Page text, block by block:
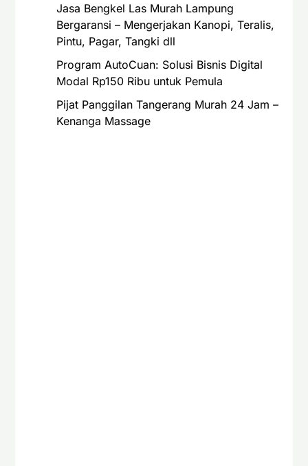
Jasa Bengkel Las Murah Lampung
Bergaransi – Mengerjakan Kanopi, Teralis,
Pintu, Pagar, Tangki dll
Program AutoCuan: Solusi Bisnis Digital
Modal Rp150 Ribu untuk Pemula
Pijat Panggilan Tangerang Murah 24 Jam –
Kenanga Massage